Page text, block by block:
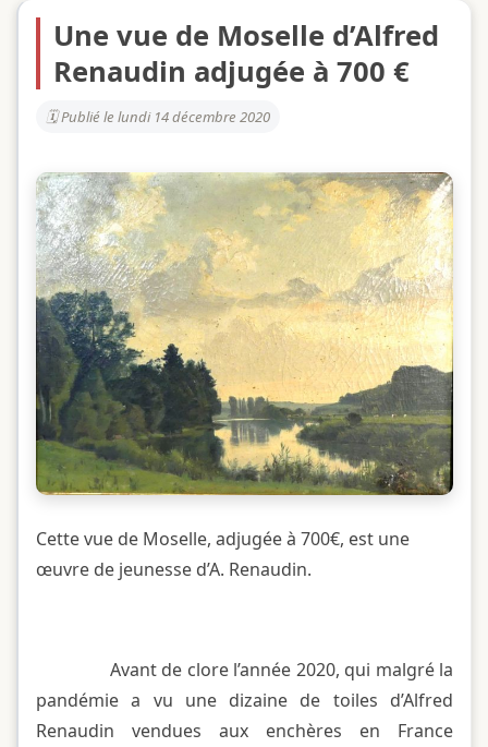
Une vue de Moselle d’Alfred
Renaudin adjugée à 700 €
Publié le lundi 14 décembre 2020
Cette vue de Moselle, adjugée à 700€, est une
œuvre de jeunesse d’A. Renaudin.
Avant de clore l’année 2020, qui malgré la
pandémie a vu une dizaine de toiles d’Alfred
Renaudin vendues aux enchères en France